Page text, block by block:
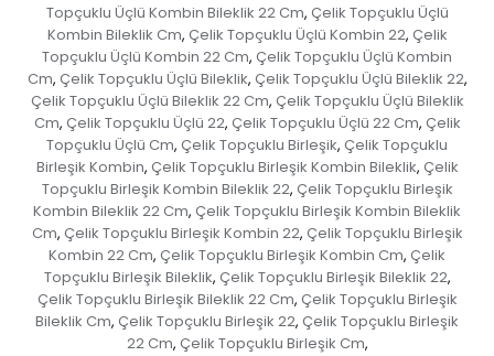
Topçuklu Üçlü Kombin Bileklik 22 Cm, Çelik Topçuklu Üçlü
Kombin Bileklik Cm, Çelik Topçuklu Üçlü Kombin 22, Çelik
Topçuklu Üçlü Kombin 22 Cm, Çelik Topçuklu Üçlü Kombin
Cm, Çelik Topçuklu Üçlü Bileklik, Çelik Topçuklu Üçlü Bileklik 22,
Çelik Topçuklu Üçlü Bileklik 22 Cm, Çelik Topçuklu Üçlü Bileklik
Cm, Çelik Topçuklu Üçlü 22, Çelik Topçuklu Üçlü 22 Cm, Çelik
Topçuklu Üçlü Cm, Çelik Topçuklu Birleşik, Çelik Topçuklu
Birleşik Kombin, Çelik Topçuklu Birleşik Kombin Bileklik, Çelik
Topçuklu Birleşik Kombin Bileklik 22, Çelik Topçuklu Birleşik
Kombin Bileklik 22 Cm, Çelik Topçuklu Birleşik Kombin Bileklik
Cm, Çelik Topçuklu Birleşik Kombin 22, Çelik Topçuklu Birleşik
Kombin 22 Cm, Çelik Topçuklu Birleşik Kombin Cm, Çelik
Topçuklu Birleşik Bileklik, Çelik Topçuklu Birleşik Bileklik 22,
Çelik Topçuklu Birleşik Bileklik 22 Cm, Çelik Topçuklu Birleşik
Bileklik Cm, Çelik Topçuklu Birleşik 22, Çelik Topçuklu Birleşik
22 Cm, Çelik Topçuklu Birleşik Cm,